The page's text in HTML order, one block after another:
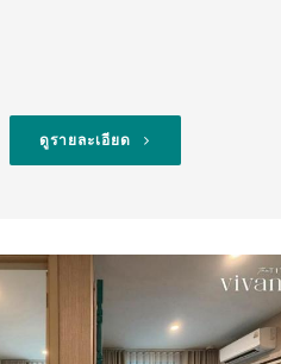
ดูรายละเอียด